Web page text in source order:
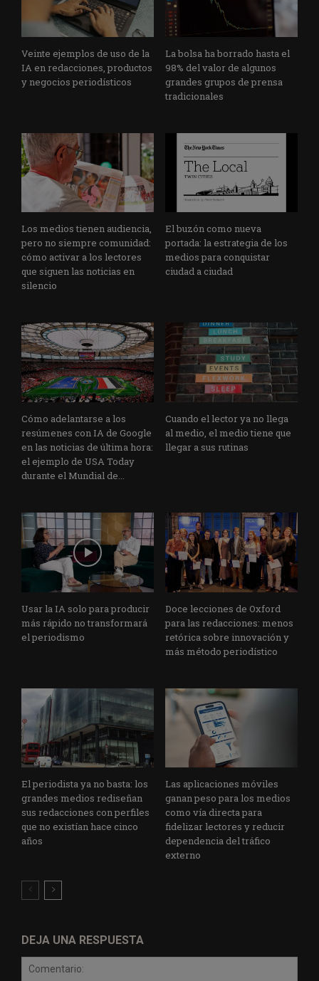
Veinte ejemplos de uso de la
IA en redacciones, productos
y negocios periodísticos
La bolsa ha borrado hasta el
98% del valor de algunos
grandes grupos de prensa
tradicionales
Los medios tienen audiencia,
pero no siempre comunidad:
cómo activar a los lectores
que siguen las noticias en
silencio
El buzón como nueva
portada: la estrategia de los
medios para conquistar
ciudad a ciudad
Cómo adelantarse a los
resúmenes con IA de Google
en las noticias de última hora:
el ejemplo de USA Today
durante el Mundial de...
Cuando el lector ya no llega
al medio, el medio tiene que
llegar a sus rutinas
Usar la IA solo para producir
más rápido no transformará
el periodismo
Doce lecciones de Oxford
para las redacciones: menos
retórica sobre innovación y
más método periodístico
El periodista ya no basta: los
grandes medios rediseñan
sus redacciones con perfiles
que no existían hace cinco
años
Las aplicaciones móviles
ganan peso para los medios
como vía directa para
fidelizar lectores y reducir
dependencia del tráfico
externo
DEJA UNA RESPUESTA